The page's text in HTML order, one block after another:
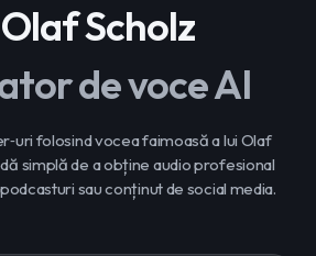
Olaf Scholz
de voce AI
folosind vocea faimoasă a lui Olaf
simplă de a obține audio profesional
sau conținut de social media.